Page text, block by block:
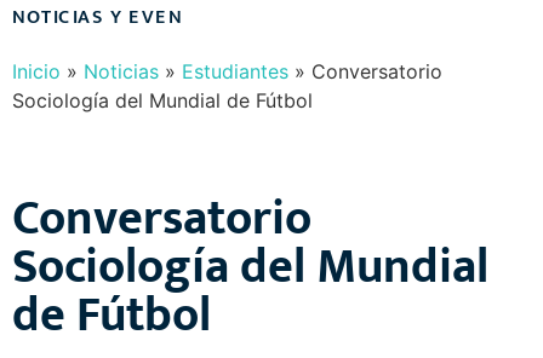
NO
T
IC
IA
S
Y
E
V
E
N
T
O
S
Inicio » Noticias » Estudiantes » Conversatorio
Sociología del Mundial de Fútbol
Conversatorio
Sociología del Mundial
de Fútbol